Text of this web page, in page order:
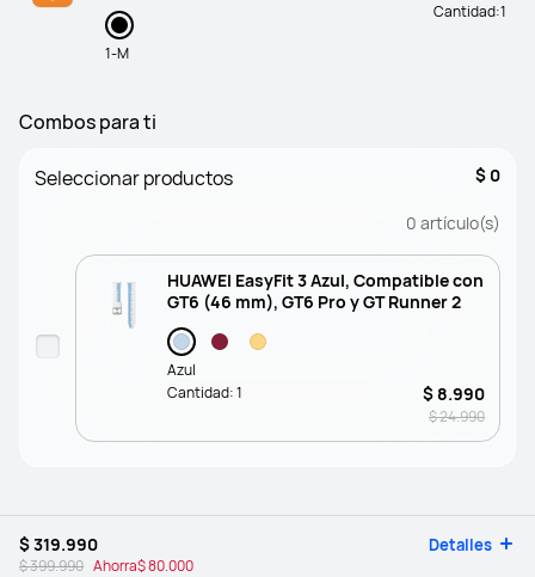
1-M
Cantidad:1
Combos para ti
Seleccionar productos $ 0
0 artículo(s)
HUAWEI EasyFit 3 Azul, Compatible con
GT6 (46 mm), GT6 Pro y GT Runner 2
Azul
$ 8.990
$ 24.990
Cantidad:1
$ 319.990 Detalles
$ 399.990 Ahorra$ 80.000